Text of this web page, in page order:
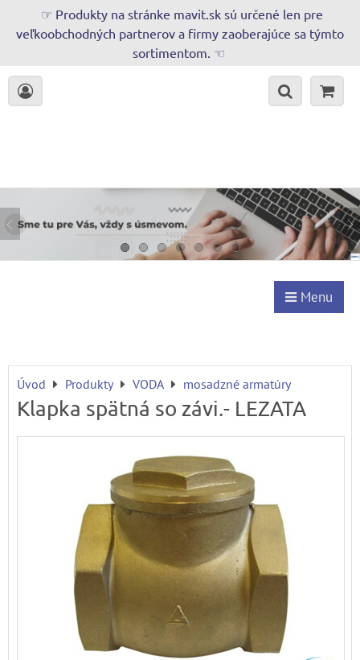
☞ Produkty na stránke mavit.sk sú určené len pre
veľkoobchodných partnerov a firmy zaoberajúce sa týmto
sortimentom. ☜
Menu
Úvod Produkty VODA mosadzné armatúry
Klapka spätná so závi.- LEZATA